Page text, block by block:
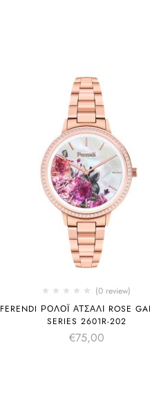
(0 review)
FERENDI ΡΟΛΌΙ ΑΤΣΆΛΙ ROSE GARDEN
SERIES 2601R-202
€75,00